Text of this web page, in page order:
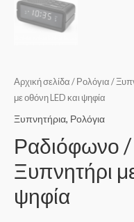
Αρχική σελίδα / Ρολόγια /
με οθόνη LED και ψηφία
Ξυπνητήρια, Ρολόγια
Ραδιόφωνο /
Ξυπνητήρι
ψηφία